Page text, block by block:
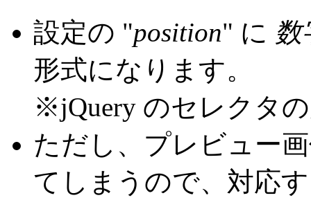
設定の "position" に 数
形式になります。
※jQuery のセレクタ
ただし、プレビュー
てしまうので、対応